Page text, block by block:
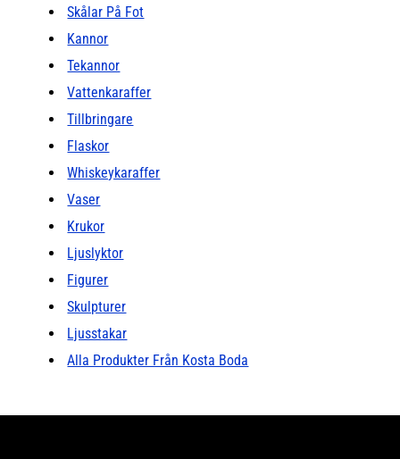
Skålar På Fot
Kannor
Tekannor
Vattenkaraffer
Tillbringare
Flaskor
Whiskeykaraffer
Vaser
Krukor
Ljuslyktor
Figurer
Skulpturer
Ljusstakar
Alla Produkter Från Kosta Boda